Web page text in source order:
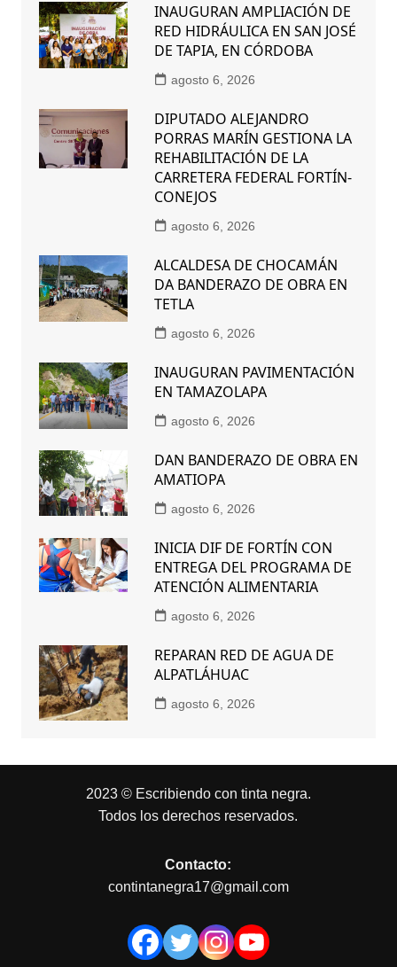
INAUGURAN AMPLIACIÓN DE
RED HIDRÁULICA EN SAN JOSÉ
DE TAPIA, EN CÓRDOBA
agosto 6, 2026
DIPUTADO ALEJANDRO
PORRAS MARÍN GESTIONA LA
REHABILITACIÓN DE LA
CARRETERA FEDERAL FORTÍN-
CONEJOS
agosto 6, 2026
ALCALDESA DE CHOCAMÁN
DA BANDERAZO DE OBRA EN
TETLA
agosto 6, 2026
INAUGURAN PAVIMENTACIÓN
EN TAMAZOLAPA
agosto 6, 2026
DAN BANDERAZO DE OBRA EN
AMATIOPA
agosto 6, 2026
INICIA DIF DE FORTÍN CON
ENTREGA DEL PROGRAMA DE
ATENCIÓN ALIMENTARIA
agosto 6, 2026
REPARAN RED DE AGUA DE
ALPATLÁHUAC
agosto 6, 2026
2023 © Escribiendo con tinta negra.
Todos los derechos reservados.
Contacto:
contintanegra17@gmail.com